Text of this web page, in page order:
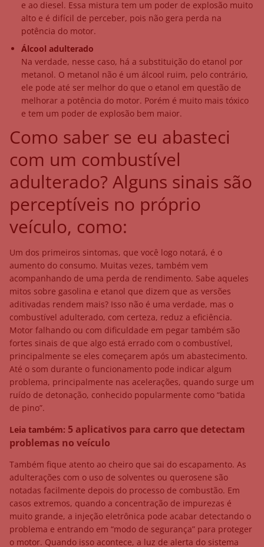
e ao diesel. Essa mistura tem um poder de explosão muito
alto e é difícil de perceber, pois não gera perda na
potência do motor.
Álcool adulterado
Na verdade, nesse caso, há a substituição do etanol por
metanol. O metanol não é um álcool ruim, pelo contrário,
ele pode até ser melhor do que o etanol em questão de
melhorar a potência do motor. Porém é muito mais tóxico
e tem um poder de explosão bem maior.
Como saber se eu abasteci
com um combustível
adulterado? Alguns sinais são
perceptíveis no próprio
veículo, como:
Um dos primeiros sintomas, que você logo notará, é o
aumento do consumo. Muitas vezes, também vem
acompanhando de uma perda de rendimento. Sabe aqueles
mitos sobre gasolina e etanol que dizem que as versões
aditivadas rendem mais? Isso não é uma verdade, mas o
combustível adulterado, com certeza, reduz a eficiência.
Motor falhando ou com dificuldade em pegar também são
fortes sinais de que algo está errado com o combustível,
principalmente se eles começarem após um abastecimento.
Até o som durante o funcionamento pode indicar algum
problema, principalmente nas acelerações, quando surge um
ruído de detonação, conhecido popularmente como “batida
de pino”.
Leia também: 5 aplicativos para carro que detectam
problemas no veículo
Também fique atento ao cheiro que sai do escapamento. As
adulterações com o uso de solventes ou querosene são
notadas facilmente depois do processo de combustão. Em
casos extremos, quando a concentração de impurezas é
muito grande, a injeção eletrônica pode acabar detectando o
problema e entrando em “modo de segurança” para proteger
o motor. Quando isso acontece, a luz de alerta do sistema